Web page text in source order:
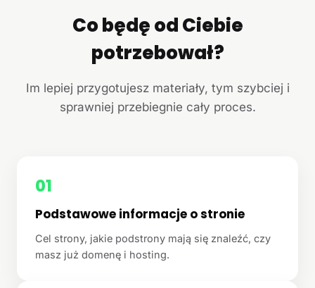
Co będę od Ciebie
potrzebował?
Im lepiej przygotujesz materiały, tym szybciej i
sprawniej przebiegnie cały proces.
01
Podstawowe informacje o stronie
Cel strony, jakie podstrony mają się znaleźć, czy
masz już domenę i hosting.